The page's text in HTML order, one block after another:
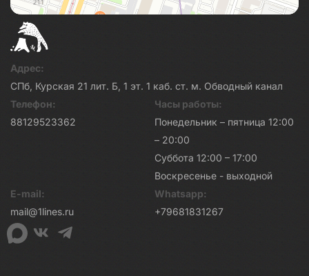
Адрес:
СПб, Курская 21 лит. Б, 1 эт. 1 каб. ст. м. Обводный канал
Телефон:
88129523362
Часы работы:
Понедельник – пятница 12:00
– 20:00
Суббота 12:00 – 17:00
Воскресенье - выходной
E-mail:
mail@1lines.ru
Whatsapp:
+79681831267